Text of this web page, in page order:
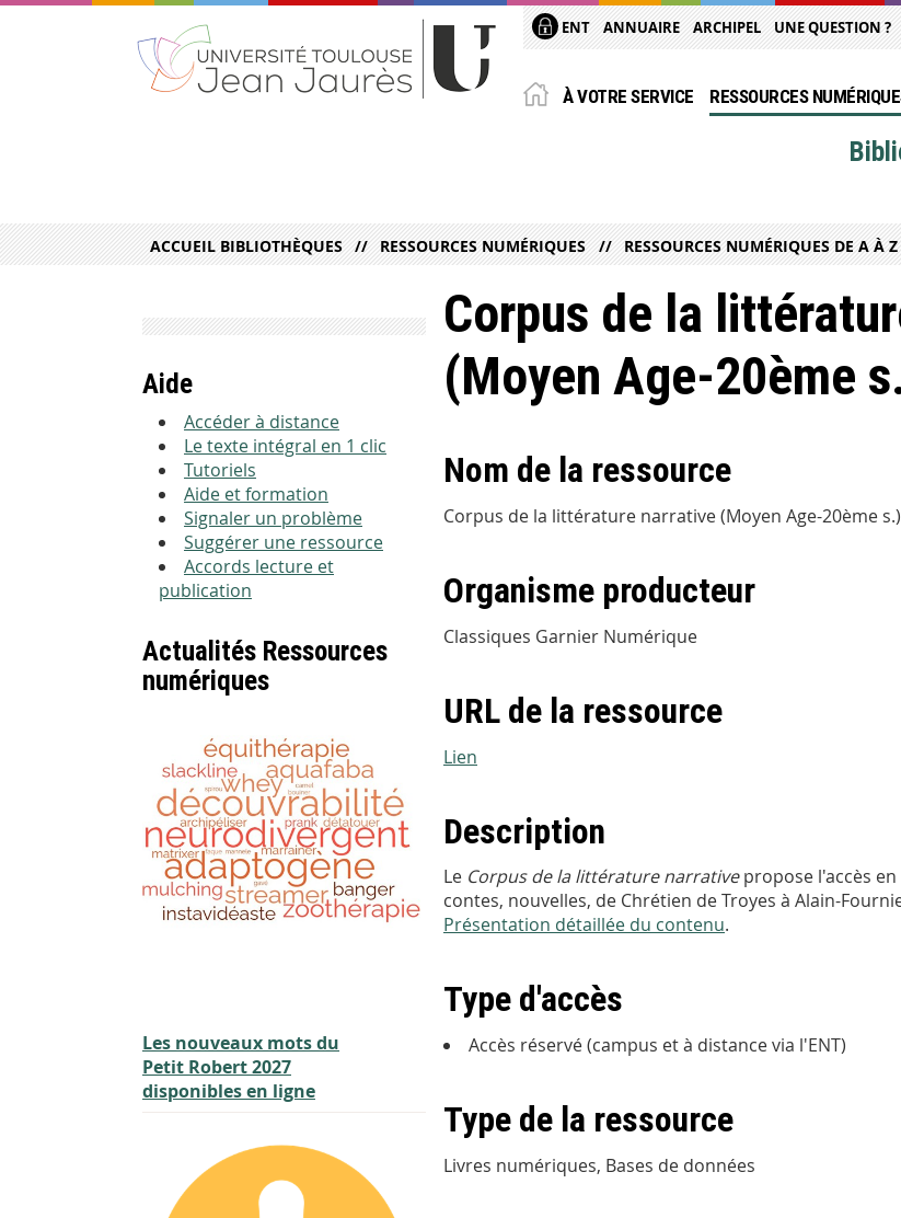
ENT ANNUAIRE ARCHIPEL UNE QUESTION ?
À VOTRE SERVICE RESSOURCES
ACCUEIL BIBLIOTHÈQUES RESSOURCES NUMÉRIQUES RESSOURCES NUMÉRIQUES DE A À Z
Corpus de la
(Moyen Age-20ème
Nom de la ressource
Corpus de la littérature narrative (Moyen Age-20ème s.)
Organisme producteur
Classiques Garnier Numérique
URL de la ressource
Lien
Description
Le Corpus de la littérature narrativepropose l'accès
contes, nouvelles, de Chrétien de Troyes à Alain-
Présentation détaillée du contenu.
Type d'accès
Accès réservé (campus et à distance via l'ENT)
Type de la ressource
Livres numériques, Bases de données
Aide
Accéder à distance
Le texte intégral en 1 clic
Tutoriels
Aide et formation
Signaler un problème
Suggérer une ressource
Accords lecture et
publication
Actualités Ressources
numériques
Les nouveaux mots du
Petit Robert 2027
disponibles en ligne